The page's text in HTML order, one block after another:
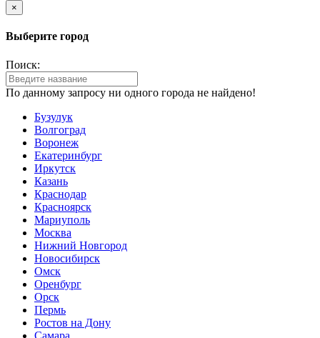
×
Выберите город
Поиск:
По данному запросу ни одного города не найдено!
Бузулук
Волгоград
Воронеж
Екатеринбург
Иркутск
Казань
Краснодар
Красноярск
Мариуполь
Москва
Нижний Новгород
Новосибирск
Омск
Оренбург
Орск
Пермь
Ростов на Дону
Самара